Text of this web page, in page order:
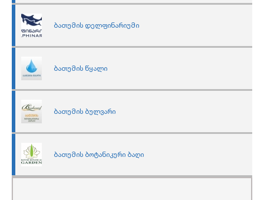
ბათუმის დელფინარიუმი
ბათუმის წყალი
ბათუმის ბულვარი
ბათუმის ბოტანიკური ბაღი